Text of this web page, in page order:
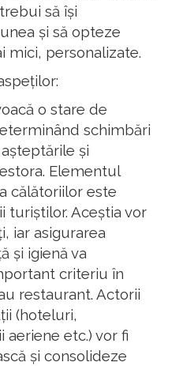
să își
și să opteze
mici, personalizate.
o stare de
schimbări
și
Elementul
călătoriilor este
turiștilor. Aceștia vor
iar asigurarea
și igienă va
criteriu în
restaurant. Actorii
(hoteluri,
etc.) vor fi
și consolideze